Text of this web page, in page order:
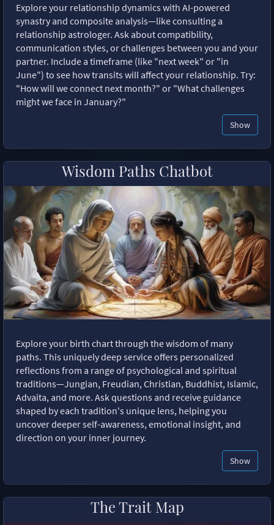
Explore your relationship dynamics with AI-powered
synastry and composite analysis—like consulting a
relationship astrologer. Ask about compatibility,
communication styles, or challenges between you and your
partner. Include a timeframe (like "next week" or "in
June") to see how transits will affect your relationship. Try:
"How will we connect next month?" or "What challenges
might we face in January?"
Show
Wisdom Paths Chatbot
Explore your birth chart through the wisdom of many
paths. This uniquely deep service offers personalized
reflections from a range of psychological and spiritual
traditions—Jungian, Freudian, Christian, Buddhist, Islamic,
Advaita, and more. Ask questions and receive guidance
shaped by each tradition's unique lens, helping you
uncover deeper self-awareness, emotional insight, and
direction on your inner journey.
Show
The Trait Map